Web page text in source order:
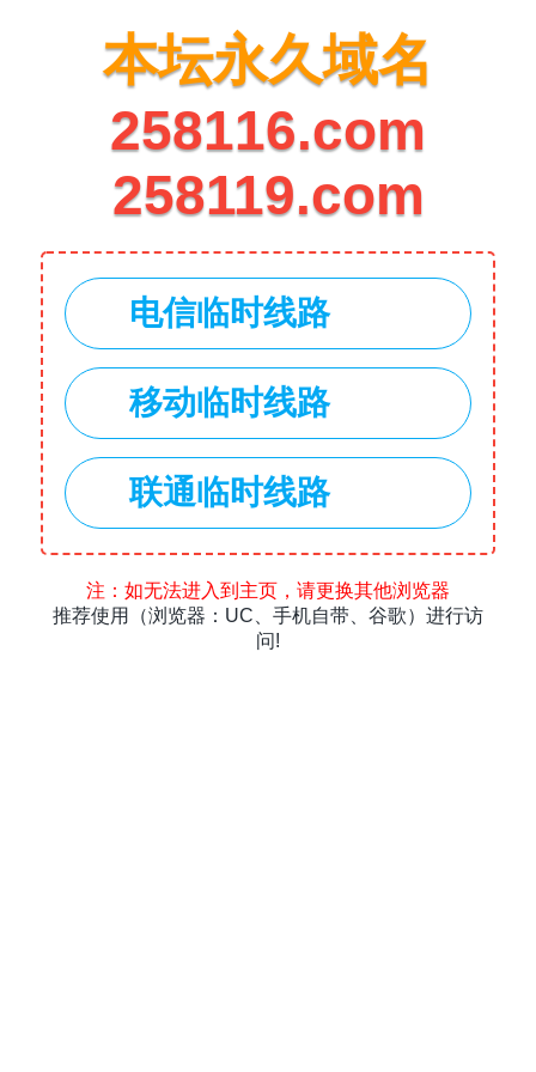
本坛永久域名
258116.com
258119.com
电信临时线路
移动临时线路
联通临时线路
注：如无法进入到主页，请更换其他浏览器
推荐使用（浏览器：UC、手机自带、谷歌）进行访
问!